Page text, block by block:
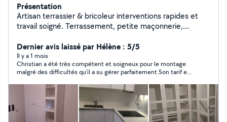
Présentation
Artisan terrassier & bricoleur interventions rapides et
travail soigné. Terrassement, petite maçonnerie,
bricolage divers. Sérieux, ponctuel et à l'écoute, je
propose des tarifs justes, des devis clairs et des
chantiers propres. Disponible rapidement, satisfaction
garantie.
Dernier avis laissé par Hélène : 5/5
Il y a 1 mois
Christian a été très compétent et soigneux pour le montage
malgré des difficultés qu'il a su gérer parfaitement Son tarif est